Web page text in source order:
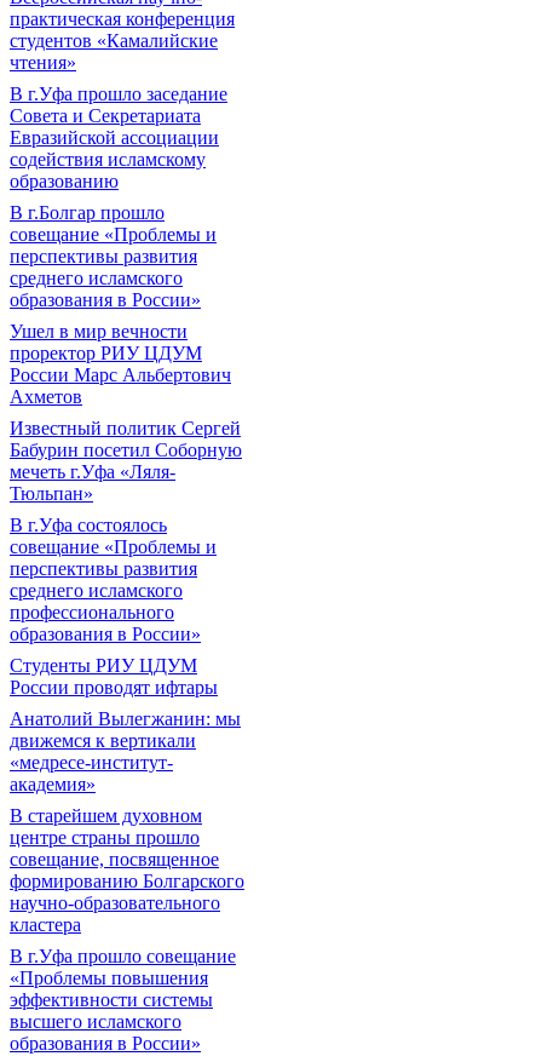
практическая конференция
студентов «Камалийские
чтения»
В г.Уфа прошло заседание
Совета и Секретариата
Евразийской ассоциации
содействия исламскому
образованию
В г.Болгар прошло
совещание «Проблемы и
перспективы развития
среднего исламского
образования в России»
Ушел в мир вечности
проректор РИУ ЦДУМ
России Марс Альбертович
Ахметов
Известный политик Сергей
Бабурин посетил Соборную
мечеть г.Уфа «Ляля-
Тюльпан»
В г.Уфа состоялось
совещание «Проблемы и
перспективы развития
среднего исламского
профессионального
образования в России»
Студенты РИУ ЦДУМ
России проводят ифтары
Анатолий Вылегжанин: мы
движемся к вертикали
«медресе-институт-
академия»
В старейшем духовном
центре страны прошло
совещание, посвященное
формированию Болгарского
научно-образовательного
кластера
В г.Уфа прошло совещание
«Проблемы повышения
эффективности системы
высшего исламского
образования в России»